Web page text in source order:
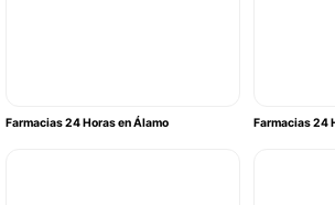
Farmacias 24 Horas en Álamo Farmacias 24